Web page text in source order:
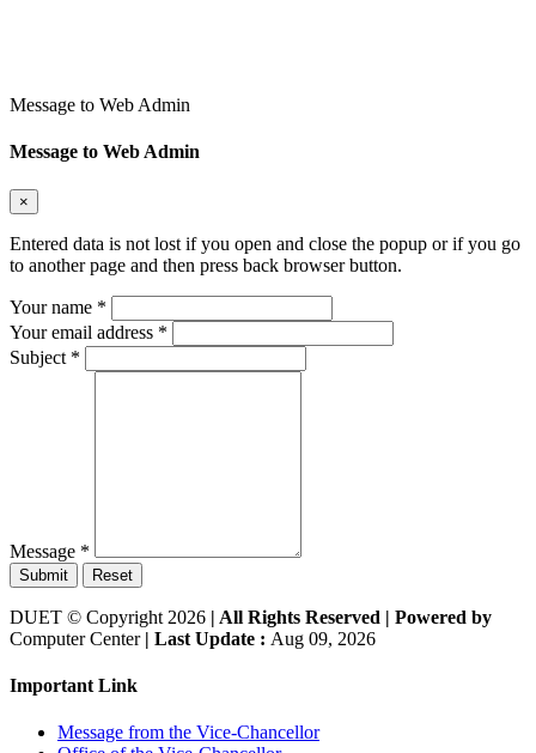
Message to Web Admin
Message to Web Admin
×
Entered data is not lost if you open and close the popup or if you go
to another page and then press back browser button.
Your name *
Your email address *
Subject *
Message *
Submit Reset
DUET © Copyright 2026 | All Rights Reserved | Powered by
Computer Center | Last Update : Aug 09, 2026
Important Link
Message from the Vice-Chancellor